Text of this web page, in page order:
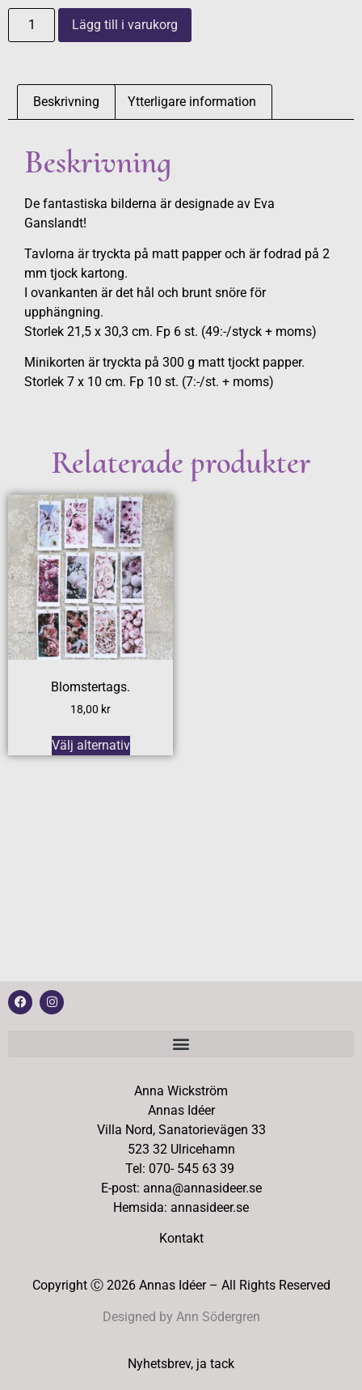
Lägg till i varukorg
Beskrivning Ytterligare information
Beskrivning
De fantastiska bilderna är designade av Eva
Ganslandt!
Tavlorna är tryckta på matt papper och är fodrad på 2
mm tjock kartong.
I ovankanten är det hål och brunt snöre för
upphängning.
Storlek 21,5 x 30,3 cm. Fp 6 st. (49:-/styck + moms)
Minikorten är tryckta på 300 g matt tjockt papper.
Storlek 7 x 10 cm. Fp 10 st. (7:-/st. + moms)
Relaterade produkter
Blomstertags.
18,00 kr
Välj alternativ
Anna Wickström
Annas Idéer
Villa Nord, Sanatorievägen 33
523 32 Ulricehamn
Tel: 070- 545 63 39
E-post: anna@annasideer.se
Hemsida: annasideer.se
Kontakt
Copyright Ⓒ 2026 Annas Idéer – All Rights Reserved
Designed by Ann Södergren
Nyhetsbrev, ja tack